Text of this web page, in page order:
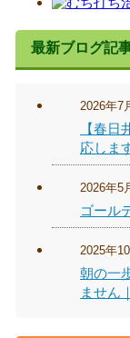
最新ブログ記
2026年7
【春
応しま
2026年5
ゴール
2025年
朝の一
ません